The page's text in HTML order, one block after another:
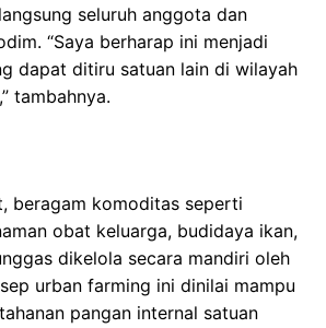
seluruh anggota dan
“Saya berharap ini menjadi
dapat ditiru satuan lain di wilayah
tambahnya.
beragam komoditas seperti
obat keluarga, budidaya ikan,
dikelola secara mandiri oleh
urban farming ini dinilai mampu
pangan internal satuan